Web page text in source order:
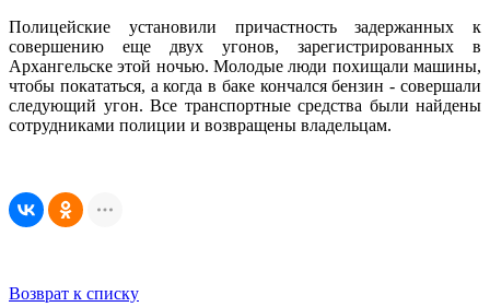
Полицейские установили причастность задержанных к
совершению еще двух угонов, зарегистрированных в
Архангельске этой ночью. Молодые люди похищали машины,
чтобы покататься, а когда в баке кончался бензин - совершали
следующий угон. Все транспортные средства были найдены
сотрудниками полиции и возвращены владельцам.
Возврат к списку